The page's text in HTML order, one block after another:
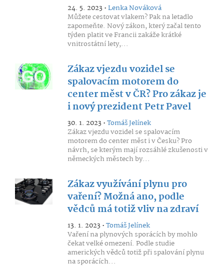
24. 5. 2023 •Lenka Nováková
Můžete cestovat vlakem? Pak na letadlo
zapomeňte. Nový zákon, který začal tento
týden platit ve Francii zakáže krátké
vnitrostátní lety,...
Zákaz vjezdu vozidel se
spalovacím motorem do
center měst v ČR? Pro zákaz je
i nový prezident Petr Pavel
30. 1. 2023 •Tomáš Jelínek
Zákaz vjezdu vozidel se spalovacím
motorem do center měst i v Česku? Pro
návrh, se kterým mají rozsáhlé zkušenosti v
německých městech by...
Zákaz využívání plynu pro
vaření? Možná ano, podle
vědců má totiž vliv na zdraví
13. 1. 2023 •Tomáš Jelínek
Vaření na plynových sporácích by mohlo
čekat velké omezení. Podle studie
amerických vědců totiž při spalování plynu
na sporácích...